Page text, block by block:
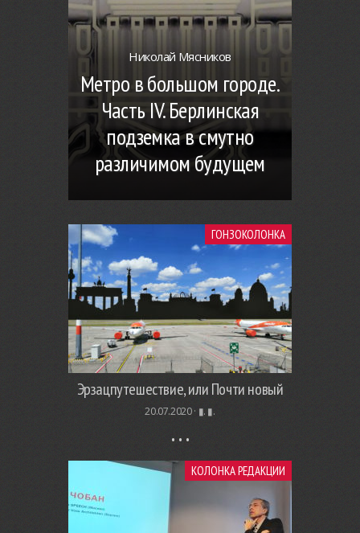
Николай Мясников
Метро в большом городе.
Часть IV. Берлинская
подземка в смутно
различимом будущем
ГОНЗОКОЛОНКА
Эрзацпутешествие, или Почти новый
20.07.2020 · ▮. ▮.
КОЛОНКА РЕДАКЦИИ